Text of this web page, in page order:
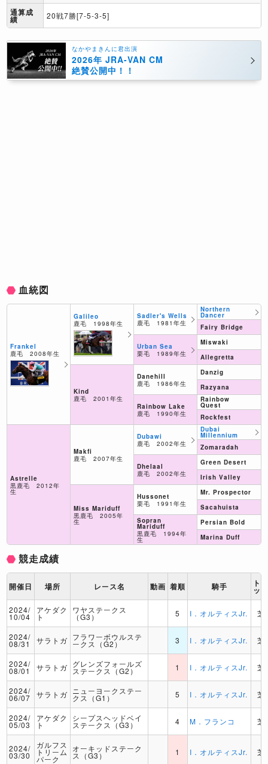
通算成
績 20戦7勝[7-5-3-5]
なかやまきんに君出演
2026年 JRA-VAN CM
絶賛公開中！！
血統図
Frankel
鹿毛 2008年生
Astrelle
黒鹿毛 2012年
生
Galileo
鹿毛 1998年生
Kind
鹿毛 2001年生
Makfi
鹿毛 2007年生
Miss Mariduff
黒鹿毛 2005年
生
Sadler's Wells
鹿毛 1981年生
Urban Sea
栗毛 1989年生
Danehill
鹿毛 1986年生
Rainbow Lake
鹿毛 1990年生
Dubawi
鹿毛 2002年生
Dhelaal
鹿毛 2002年生
Hussonet
栗毛 1991年生
Sopran
Mariduff
黒鹿毛 1994年
生
Northern
Dancer
Fairy Bridge
Miswaki
Allegretta
Danzig
Razyana
Rainbow
Quest
Rockfest
Dubai
Millennium
Zomaradah
Green Desert
Irish Valley
Mr. Prospector
Sacahuista
Persian Bold
Marina Duff
競走成績
開催日 場所 レース名 動画 着順 騎手 ト
ッ
2024/
10/04
アケダク
ト
ワヤステークス
（G3） 5 I．オルティスJr. 芝
2024/
08/31 サラトガ フラワーボウルステ
ークス（G2） 3 I．オルティスJr. 芝
2024/
08/01 サラトガ グレンズフォールズ
ステークス（G2） 1 I．オルティスJr. 芝
2024/
06/07 サラトガ ニューヨークステー
クス（G1） 5 I．オルティスJr. 芝
2024/
05/03
アケダク
ト
シープスヘッドベイ
ステークス（G3） 4 M．フランコ 芝
2024/
03/30
ガルフス
トリーム
パーク
オーキッドステーク
ス（G3） 1 I．オルティスJr. 芝